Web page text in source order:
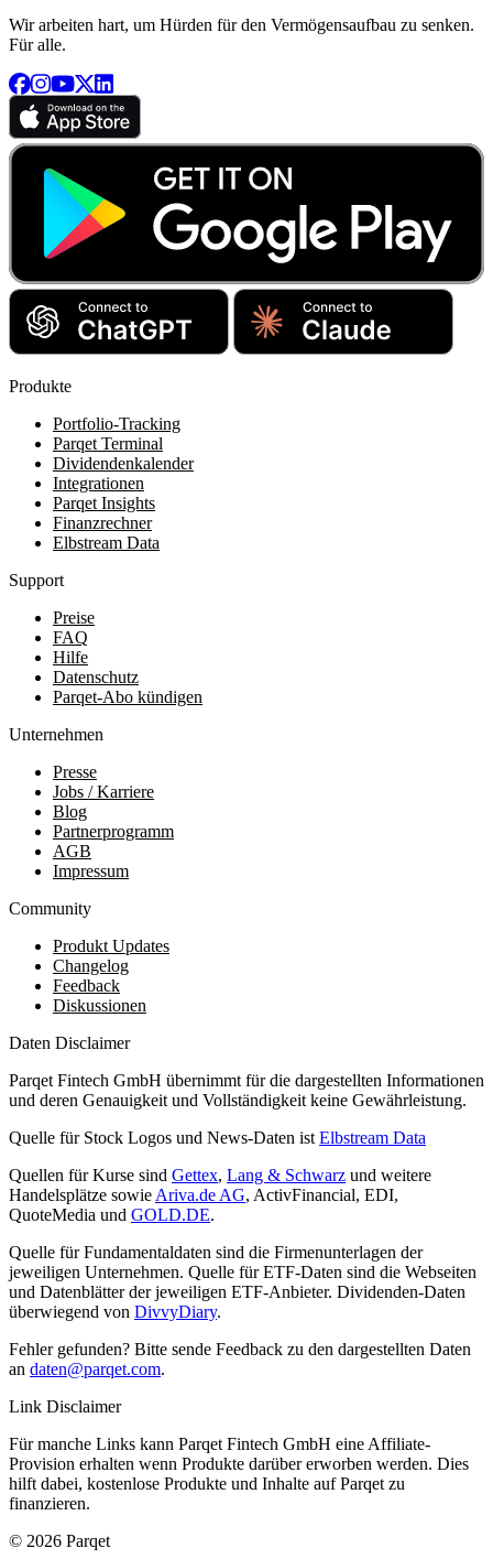
Wir arbeiten hart, um Hürden für den Vermögensaufbau zu senken.
Für alle.
Produkte
Portfolio-Tracking
Parqet Terminal
Dividendenkalender
Integrationen
Parqet Insights
Finanzrechner
Elbstream Data
Support
Preise
FAQ
Hilfe
Datenschutz
Parqet-Abo kündigen
Unternehmen
Presse
Jobs / Karriere
Blog
Partnerprogramm
AGB
Impressum
Community
Produkt Updates
Changelog
Feedback
Diskussionen
Daten Disclaimer
Parqet Fintech GmbH übernimmt für die dargestellten Informationen
und deren Genauigkeit und Vollständigkeit keine Gewährleistung.
Quelle für Stock Logos und News-Daten ist Elbstream Data
Quellen für Kurse sind Gettex, Lang & Schwarz und weitere
Handelsplätze sowie Ariva.de AG, ActivFinancial, EDI,
QuoteMedia und GOLD.DE.
Quelle für Fundamentaldaten sind die Firmenunterlagen der
jeweiligen Unternehmen. Quelle für ETF-Daten sind die Webseiten
und Datenblätter der jeweiligen ETF-Anbieter. Dividenden-Daten
überwiegend von DivvyDiary.
Fehler gefunden? Bitte sende Feedback zu den dargestellten Daten
an daten@parqet.com.
Link Disclaimer
Für manche Links kann Parqet Fintech GmbH eine Affiliate-
Provision erhalten wenn Produkte darüber erworben werden. Dies
hilft dabei, kostenlose Produkte und Inhalte auf Parqet zu
finanzieren.
© 2026 Parqet